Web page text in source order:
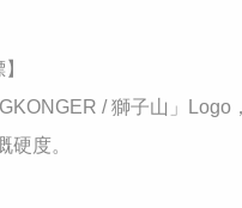
/ 獅子山」Logo
硬度。